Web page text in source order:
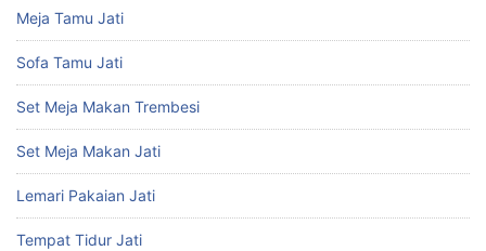
Meja Tamu Jati
Sofa Tamu Jati
Set Meja Makan Trembesi
Set Meja Makan Jati
Lemari Pakaian Jati
Tempat Tidur Jati